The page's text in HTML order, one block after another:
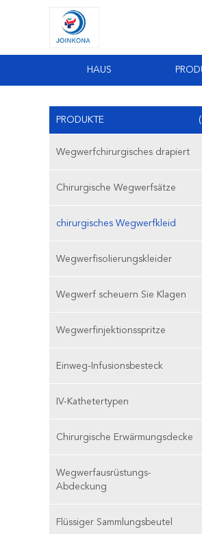
HAUS
PRODUKTE
Wegwerfchirurgisches drapiert
Chirurgische Wegwerfsätze
chirurgisches Wegwerfkleid
Wegwerfisolierungskleider
Wegwerf scheuern Sie Klagen
Wegwerfinjektionsspritze
Einweg-Infusionsbesteck
IV-Kathetertypen
Chirurgische Erwärmungsdecke
Wegwerfausrüstungs-
Abdeckung
Flüssiger Sammlungsbeutel